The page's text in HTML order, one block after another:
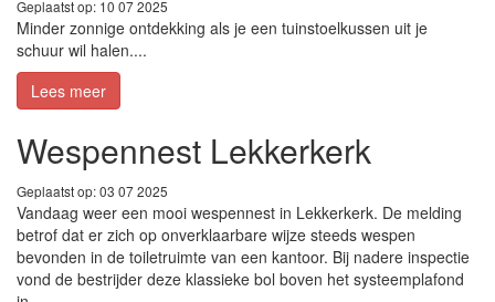
Geplaatst op: 10 07 2025
Minder zonnige ontdekking als je een tuinstoelkussen uit je
schuur wil halen....
Lees meer
Wespennest Lekkerkerk
Geplaatst op: 03 07 2025
Vandaag weer een mooi wespennest in Lekkerkerk. De melding
betrof dat er zich op onverklaarbare wijze steeds wespen
bevonden in de toiletruimte van een kantoor. Bij nadere inspectie
vond de bestrijder deze klassieke bol boven het systeemplafond